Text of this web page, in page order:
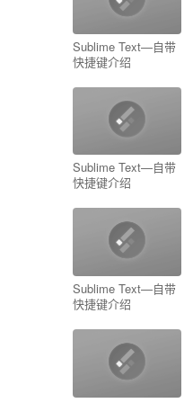
Sublime Text—自带
快捷键介绍
Sublime Text—自带
快捷键介绍
Sublime Text—自带
快捷键介绍